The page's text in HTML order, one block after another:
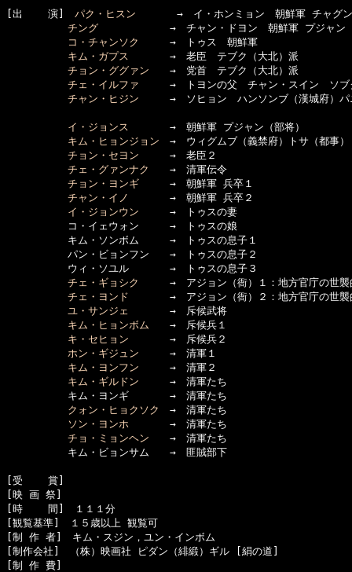
[出    演] パク・ヒスン →　イ・ホンミョン　朝鮮軍 チャグン
チング →　チャン・ドヨン　朝鮮軍 プジャン（
コ・チャンソク
→　トゥス　朝鮮軍
キム・ガプス →　老臣　テブク（大北）派
チョン・ググァン →　党首　テブク（大北）派
チェ・イルファ →　トヨンの父　チャン・スイン　ソブ
チャン・ヒジン →　ソヒョン　ハンソンブ（漢城府）パ
イ・ジョンス →　朝鮮軍 プジャン（部将）
キム・ヒョンジョン →　ウィグムブ（義禁府）トサ（都事）
チョン・セヨン →　老臣２
チェ・グァンナク
→　清軍伝令
チョン・ヨンギ →　朝鮮軍 兵卒１
チャン・イノ
→　朝鮮軍 兵卒２
イ・ジョンウン →　トゥスの妻
コ・イェウォン　　　→　トゥスの娘
キム・ソンボム　　　→　トゥスの息子１
パン・ビョンフン　　→　トゥスの息子２
ウィ・ソユル　　　　→　トゥスの息子３
チェ・ギョシク
→　アジョン（衙）１：地方官庁の世襲
チェ・ヨンド →　アジョン（衙）２：地方官庁の世襲
ユ・サンジェ →　斥候武将
キム・ヒョンボム →　斥候兵１
キ・セヒョン →　斥候兵２
ホン・ギジュン →　清軍１
キム・ヨンフン →　清軍２
キム・ギルドン →　清軍たち
キム・ヨンギ　　　　→　清軍たち
クォン・ヒョクソク
→　清軍たち
ソン・ヨンホ →　清軍たち
チョ・ミョンヘン →　清軍たち
キム・ビョンサム　　→　匪賊部下
[受    賞]
[映 画 祭]
[時    間]　１１１分
[観覧基準]　１５歳以上 観覧可
[制 作 者]　キム・スジン，ユン・インボム
[制作会社]　（株）映画社 ピダン（緋緞）ギル [絹の道]
[制 作 費]